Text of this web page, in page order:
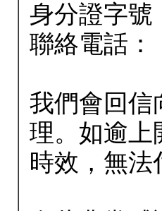
身分證字號
聯絡電話：
我們會回信
理。如逾上
時效，無法